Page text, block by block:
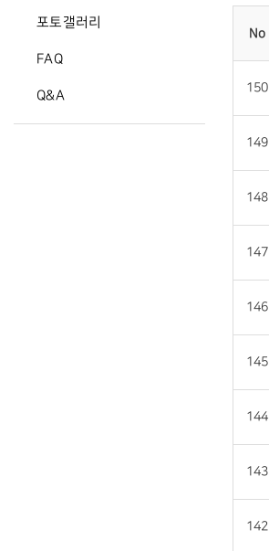
포토갤러리
FAQ
Q&A
No
150
149
148
147
146
145
144
143
142